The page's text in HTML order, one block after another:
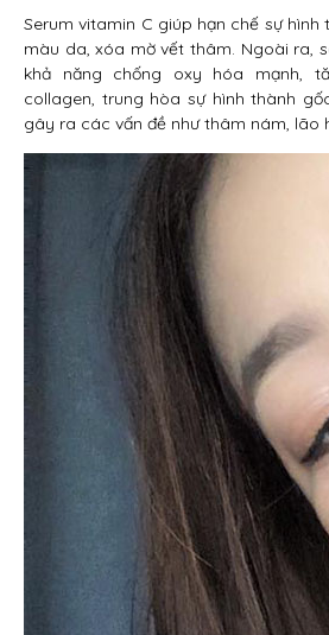
Serum vitamin C giúp hạn chế sự hình
màu da, xóa mờ vết thâm. Ngoài ra,
khả năng chống oxy hóa mạnh,
collagen, trung hòa sự hình thành
gây ra các vấn đề như thâm nám, lão